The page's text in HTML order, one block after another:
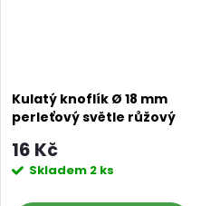
Kulatý knoflík Ø 18 mm
perleťový světle růžový
16 Kč
Skladem 2 ks